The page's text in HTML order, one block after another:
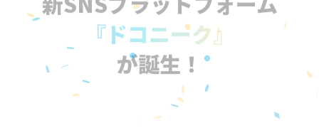
『ドコニーク』
が誕生！